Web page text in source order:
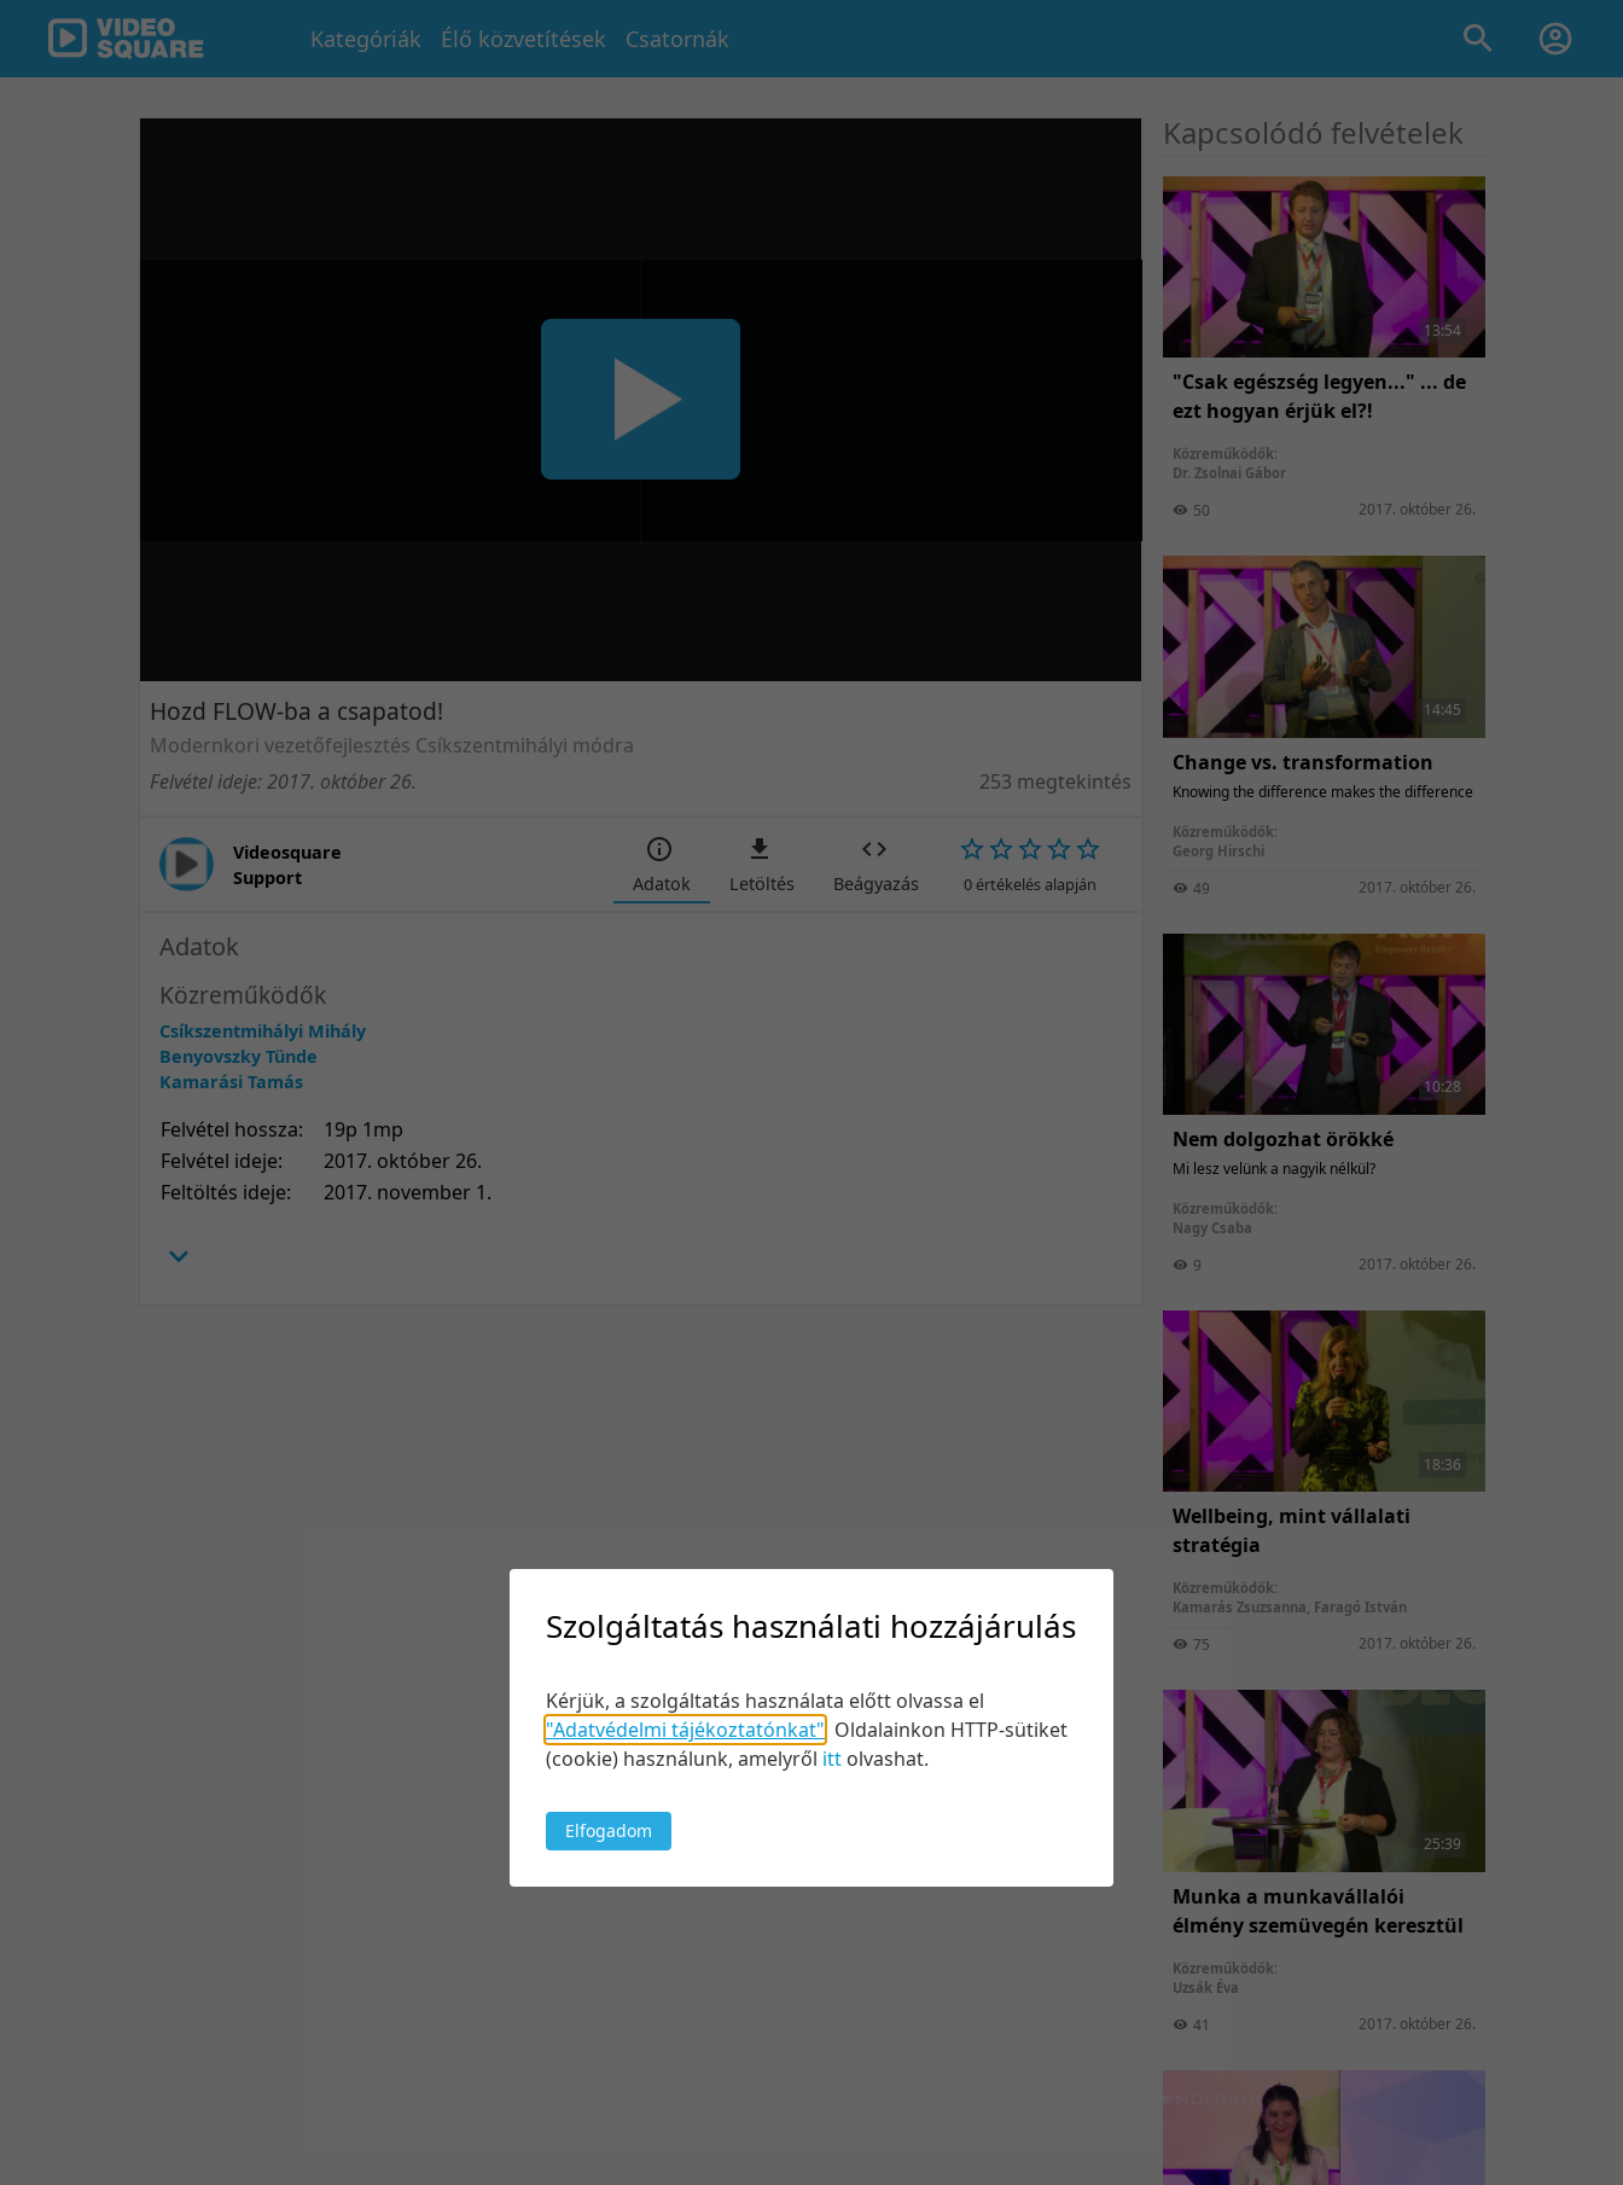
Kategóriák Élő közvetítések Csatornák
Hozd FLOW-ba a csapatod!
Modernkori vezetőfejlesztés Csíkszentmihályi módra
Felvétel ideje: 2017. október 26.
253 megtekintés
Videosquare
Support
Adatok Letöltés Beágyazás 0 értékelés alapján
Adatok
Közreműködők
Csíkszentmihályi Mihály
Benyovszky Tünde
Kamarási Tamás
Felvétel hossza:
19p 1mp
Felvétel ideje:
2017. október 26.
Feltöltés ideje:
2017. november 1.
Kapcsolódó felvételek
13:54
"Csak egészség legyen..." ... de
ezt hogyan érjük el?!
Közreműködők:
Dr. Zsolnai Gábor
50 2017. október 26.
14:45
Change vs. transformation
Knowing the difference makes the difference
Közreműködők:
Georg Hirschi
49 2017. október 26.
10:28
Nem dolgozhat örökké
Mi lesz velünk a nagyik nélkül?
Közreműködők:
Nagy Csaba
9 2017. október 26.
18:36
Wellbeing, mint vállalati
stratégia
Közreműködők:
Kamarás Zsuzsanna, Faragó István
75 2017. október 26.
25:39
Munka a munkavállalói
élmény szemüvegén keresztül
Közreműködők:
Uzsák Éva
41 2017. október 26.
Szolgáltatás használati hozzájárulás
Kérjük, a szolgáltatás használata előtt olvassa el
"Adatvédelmi tájékoztatónkat" Oldalainkon HTTP-sütiket
(cookie) használunk, amelyről itt olvashat.
Elfogadom